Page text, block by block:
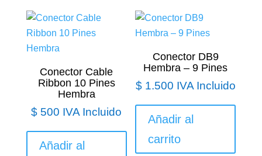
Conector Cable
Ribbon 10 Pines
Hembra
$ 500 IVA Incluido
Añadir al
Conector DB9
Hembra – 9 Pines
$1.500 IVA Incluido
Añadir al
carrito